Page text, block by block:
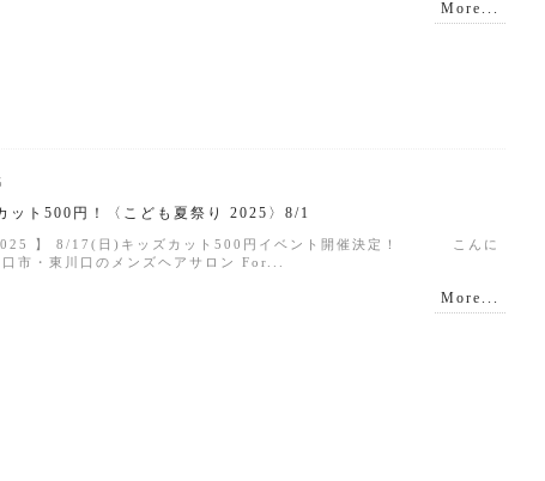
More...
ット500円！〈こども夏祭り 2025〉8/1
】 8/17(日)キッズカット500円イベント開催決定！ こんに
市・東川口のメンズヘアサロン For...
More...